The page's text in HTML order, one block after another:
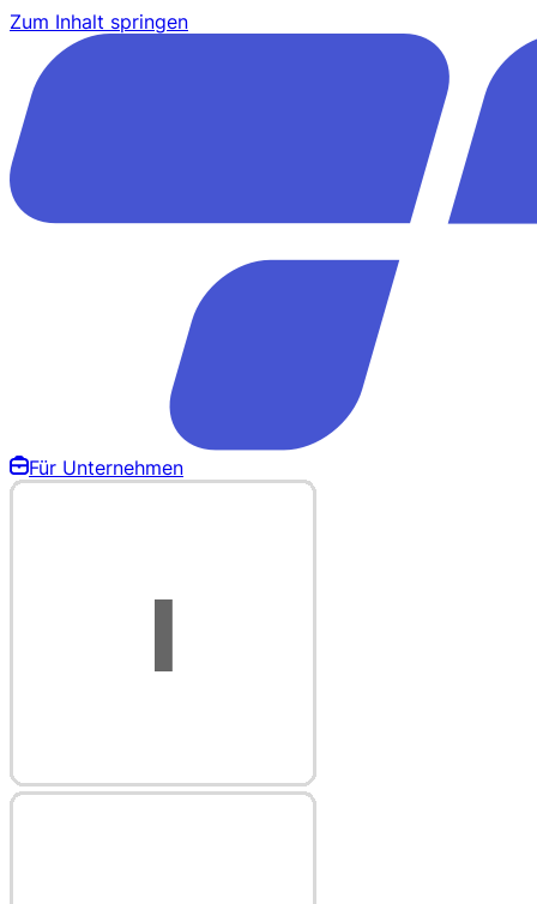
Zum Inhalt springen
Für Unternehmen